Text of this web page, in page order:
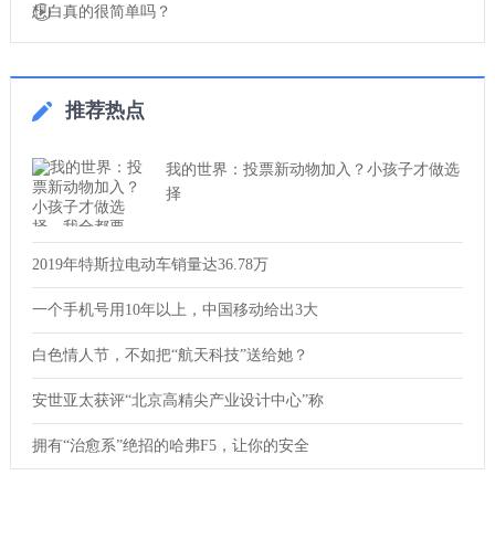
想白真的很简单吗？
推荐热点
我的世界：投票新动物加入？小孩子才做选
择
2019年特斯拉电动车销量达36.78万
一个手机号用10年以上，中国移动给出3大
白色情人节，不如把“航天科技”送给她？
安世亚太获评“北京高精尖产业设计中心”称
拥有“治愈系”绝招的哈弗F5，让你的安全